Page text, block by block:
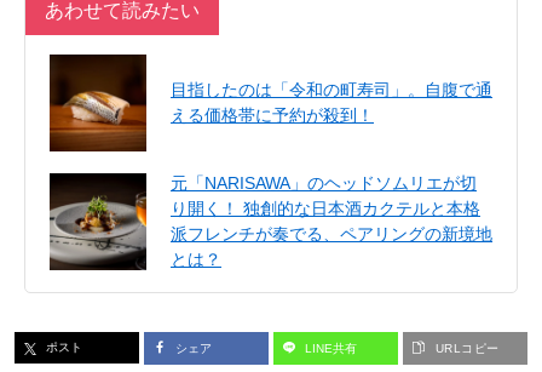
あわせて読みたい
目指したのは「令和の町寿司」。自腹で通
える価格帯に予約が殺到！
元「NARISAWA」のヘッドソムリエが切
り開く！ 独創的な日本酒カクテルと本格
派フレンチが奏でる、ペアリングの新境地
とは？
ポスト シェア LINE共有 URLコピー